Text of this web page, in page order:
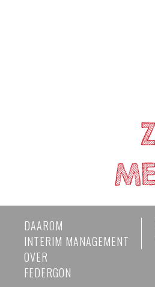
DAAROM
INTERIM MANAGEMENT
OVER
FEDERGON